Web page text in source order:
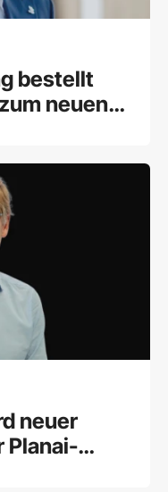
bestellt
neuen
neuer
Planai-